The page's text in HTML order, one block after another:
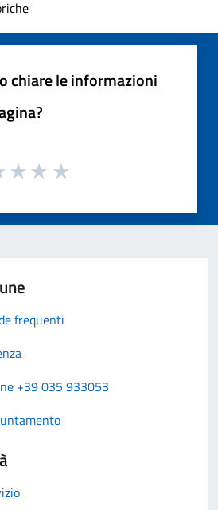
chiare le informazioni
frequenti
+39 035 933053